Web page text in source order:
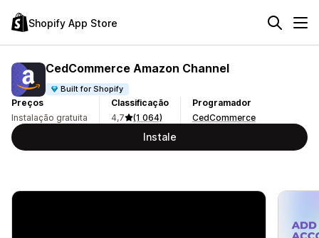
Shopify App Store
CedCommerce Amazon Channel
Built for Shopify
Preços
Instalação gratuita
Classificação
4,7
(1 064)
Programador
CedCommerce
Instale